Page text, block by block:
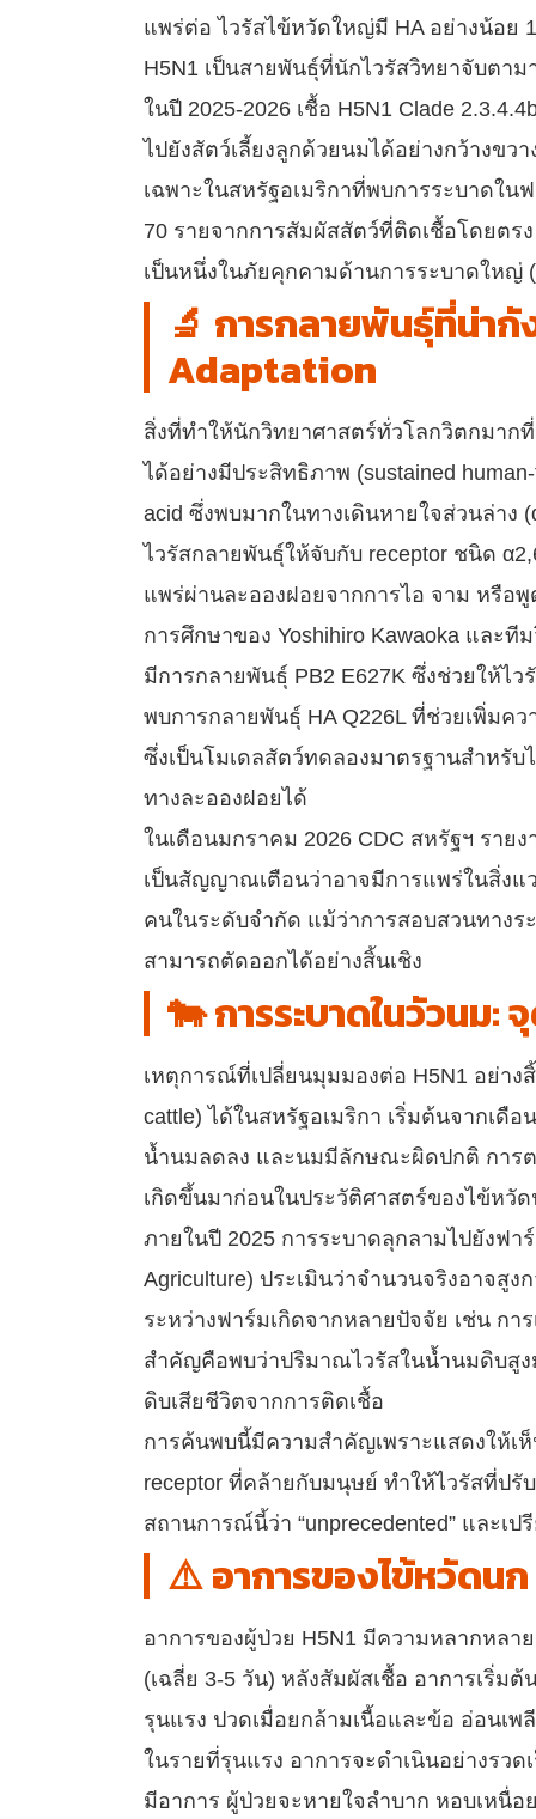
แพร่ต่อ ไวรัสไข้หวัดใหญ่มี HA อย่างน้อย
H5N1 เป็นสายพันธุ์ที่นักไวรัสวิทยาจับตา
ในปี 2025-2026 เชื้อ H5N1 Clade
ไปยังสัตว์เลี้ยงลูกด้วยนมได้อย่างกว้างขว
เฉพาะในสหรัฐอเมริกาที่พบการระบาดใ
70 รายจากการสัมผัสสัตว์ที่ติดเชื้อโดยตร
เป็นหนึ่งในภัยคุกคามด้านการระบาดใหญ่
🔬 การกลายพันธุ์ที่น่า
Adaptation
สิ่งที่ทำให้นักวิทยาศาสตร์ทั่วโลกวิตกมาก
ได้อย่างมีประสิทธิภาพ (sustained
acid ซึ่งพบมากในทางเดินหายใจส่วนล่าง
ไวรัสกลายพันธุ์ให้จับกับ receptor ชนิด
แพร่ผ่านละอองฝอยจากการไอ จาม หรือ
การศึกษาของ Yoshihiro Kawaoka และ
มีการกลายพันธุ์ PB2 E627K ซึ่งช่วยให้ไ
พบการกลายพันธุ์ HA Q226L ที่ช่วยเพิ่มค
ซึ่งเป็นโมเดลสัตว์ทดลองมาตรฐานสำหรั
ทางละอองฝอยได้
ในเดือนมกราคม 2026 CDC สหรัฐฯ ราย
เป็นสัญญาณเตือนว่าอาจมีการแพร่ในสิ่งแ
คนในระดับจำกัด แม้ว่าการสอบสวนทาง
สามารถตัดออกได้อย่างสิ้นเชิง
🐄 การระบาดในวัวนม:
เหตุการณ์ที่เปลี่ยนมุมมองต่อ H5N1 อย่าง
cattle) ได้ในสหรัฐอเมริกา เริ่มต้นจากเดื
น้ำนมลดลง และนมมีลักษณะผิดปกติ การต
เกิดขึ้นมาก่อนในประวัติศาสตร์ของไข้หวั
ภายในปี 2025 การระบาดลุกลามไปยังฟา
Agriculture) ประเมินว่าจำนวนจริงอาจสู
ระหว่างฟาร์มเกิดจากหลายปัจจัย เช่น ก
สำคัญคือพบว่าปริมาณไวรัสในน้ำนมดิบสูง
ดิบเสียชีวิตจากการติดเชื้อ
การค้นพบนี้มีความสำคัญเพราะแสดงให้เ
receptor ที่คล้ายกับมนุษย์ ทำให้ไวรัสที่ป
สถานการณ์นี้ว่า “unprecedented” และ
⚠️ อาการของไข้หวัดนก
อาการของผู้ป่วย H5N1 มีความหลากหล
(เฉลี่ย 3-5 วัน) หลังสัมผัสเชื้อ อาการเริ่ม
รุนแรง ปวดเมื่อยกล้ามเนื้อและข้อ อ่อนเพ
ในรายที่รุนแรง อาการจะดำเนินอย่างรวด
มีอาการ ผู้ป่วยจะหายใจลำบาก หอบเหนื่อ